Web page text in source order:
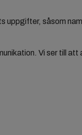
uppgifter, såsom
Vi ser till